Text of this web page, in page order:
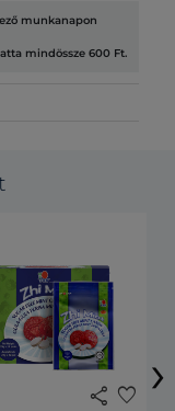
munkanapon
mindössze 600 Ft.
share favorite ›